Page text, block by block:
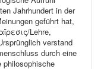
Jahrhundert in der
geführt hat,
Lehre,
verstand
durch eine
philosophische